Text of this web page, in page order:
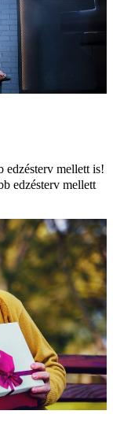
edzésterv mellett is!
edzésterv mellett